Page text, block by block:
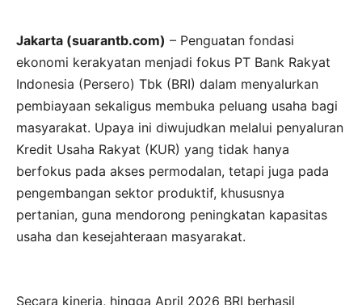
Jakarta (suarantb.com) – Penguatan fondasi
ekonomi kerakyatan menjadi fokus PT Bank Rakyat
Indonesia (Persero) Tbk (BRI) dalam menyalurkan
pembiayaan sekaligus membuka peluang usaha bagi
masyarakat. Upaya ini diwujudkan melalui penyaluran
Kredit Usaha Rakyat (KUR) yang tidak hanya
berfokus pada akses permodalan, tetapi juga pada
pengembangan sektor produktif, khususnya
pertanian, guna mendorong peningkatan kapasitas
usaha dan kesejahteraan masyarakat.
Secara kinerja, hingga April 2026 BRI berhasil